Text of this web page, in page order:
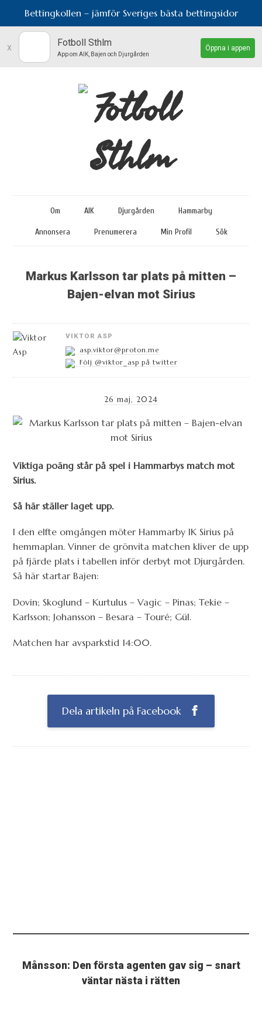
Bettingkollen – jämför Sveriges bästa bettingsidor
x Fotboll Sthlm
App om AIK, Bajen och Djurgården
Öppna i appen
Om AIK Djurgården Hammarby
Annonsera Prenumerera Min Profil Sök
Markus Karlsson tar plats på mitten –
Bajen-elvan mot Sirius
VIKTOR ASP
asp.viktor@proton.me
Följ @viktor_asp på twitter
26 maj, 2024
Viktiga poäng står på spel i Hammarbys match mot
Sirius.
Så här ställer laget upp.
I den elfte omgången möter Hammarby IK Sirius på
hemmaplan. Vinner de grönvita matchen kliver de upp
på fjärde plats i tabellen inför derbyt mot Djurgården.
Så här startar Bajen:
Dovin; Skoglund – Kurtulus – Vagic – Pinas; Tekie –
Karlsson; Johansson – Besara – Touré; Gül.
Matchen har avsparkstid 14:00.
Dela artikeln på Facebook
Månsson: Den första agenten gav sig – snart
väntar nästa i rätten